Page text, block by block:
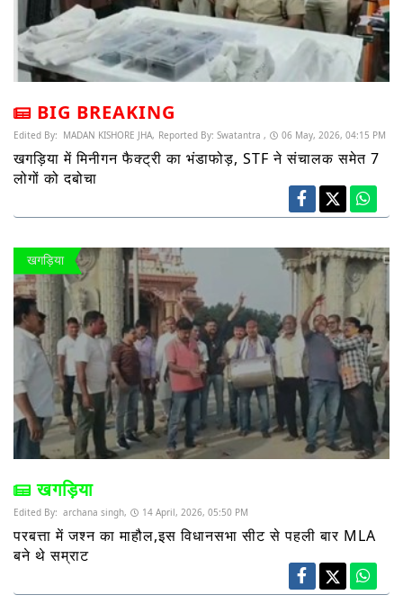
BIG BREAKING
Edited By: MADAN KISHORE JHA, Reported By: Swatantra , 06 May, 2026, 04:15 PM
खगड़िया में मिनीगन फैक्ट्री का भंडाफोड़, STF ने संचालक समेत 7
लोगों को दबोचा
खगड़िया
खगड़िया
Edited By: archana singh, 14 April, 2026, 05:50 PM
परबत्ता में जश्न का माहौल,इस विधानसभा सीट से पहली बार MLA
बने थे सम्राट